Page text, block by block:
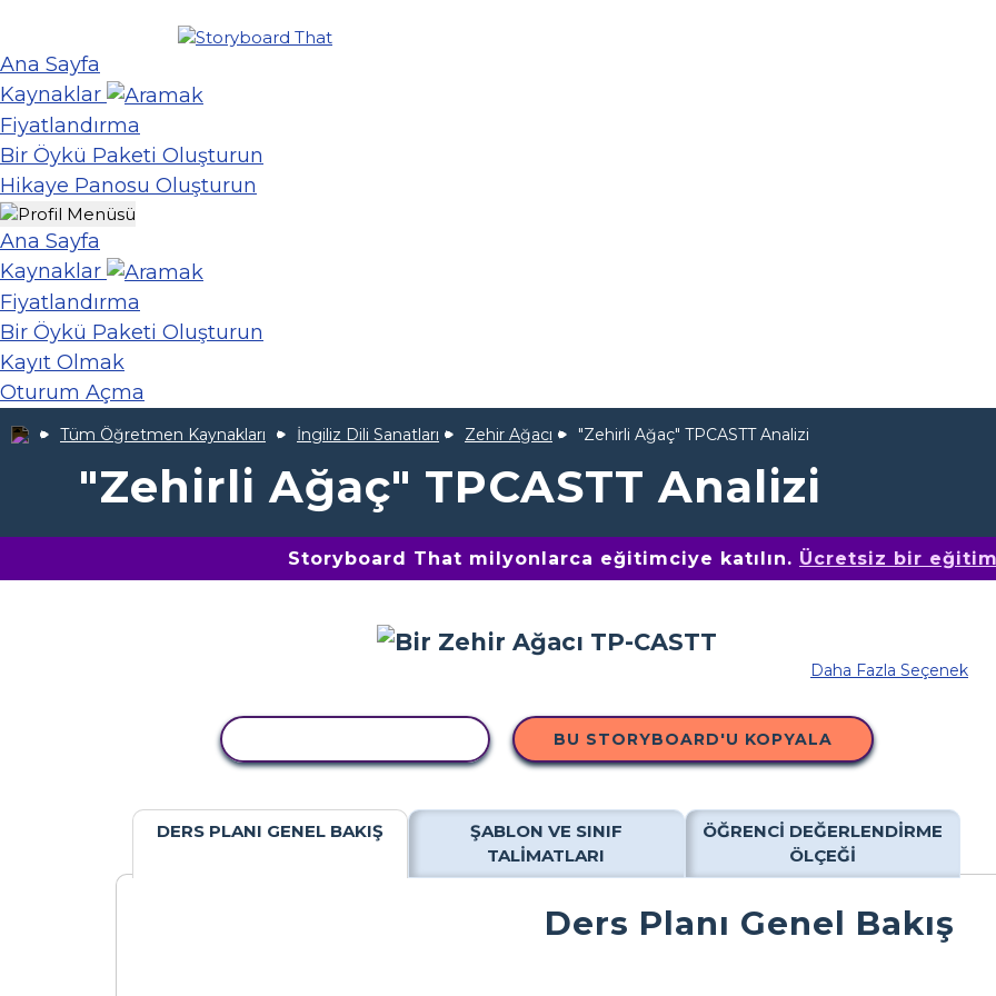
Ana Sayfa
Kaynaklar
Fiyatlandırma
Bir Öykü Paketi Oluşturun
Hikaye Panosu Oluşturun
Ana Sayfa
Kaynaklar
Fiyatlandırma
Bir Öykü Paketi Oluşturun
Kayıt Olmak
Oturum Açma
Tüm Öğretmen Kaynakları İngiliz Dili Sanatları Zehir Ağacı "Zehirli Ağaç" TPCASTT Analizi
"Zehirli Ağaç" TPCASTT Analizi
Storyboard That milyonlarca eğitimciye katılın. Ücretsiz bir
Daha Fazla Seçenek
BU STORYBOARD'U KOPYALA
DERS PLANI GENEL BAKIŞ
ŞABLON VE SINIF
TALIMATLARI
ÖĞRENCI DEĞERLENDIRME
ÖLÇEĞI
Ders Planı Genel Bakış